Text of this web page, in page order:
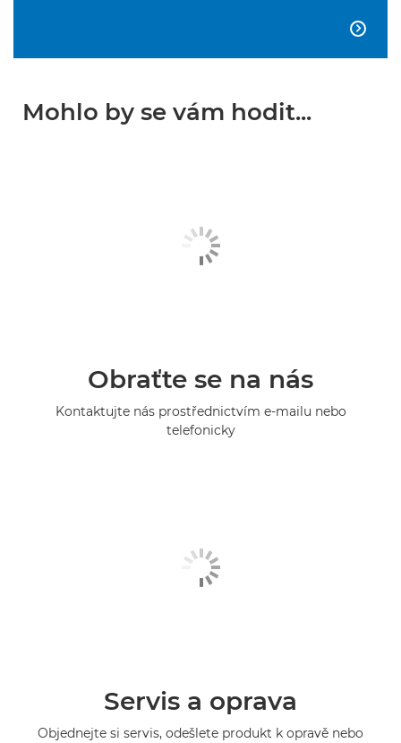

Mohlo by se vám hodit...
Obraťte se na nás
Kontaktujte nás prostřednictvím e-mailu nebo
telefonicky
Servis a oprava
Objednejte si servis, odešlete produkt k opravě nebo